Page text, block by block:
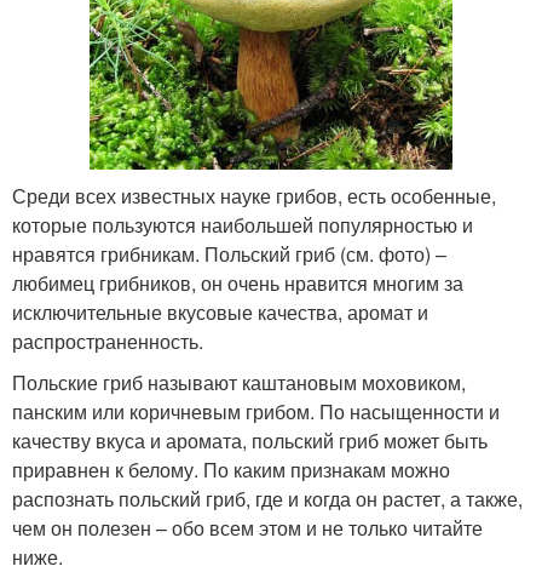
Среди всех известных науке грибов, есть особенные,
которые пользуются наибольшей популярностью и
нравятся грибникам. Польский гриб (см. фото) –
любимец грибников, он очень нравится многим за
исключительные вкусовые качества, аромат и
распространенность.
Польские гриб называют каштановым моховиком,
панским или коричневым грибом. По насыщенности и
качеству вкуса и аромата, польский гриб может быть
приравнен к белому. По каким признакам можно
распознать польский гриб, где и когда он растет, а также,
чем он полезен – обо всем этом и не только читайте
ниже.